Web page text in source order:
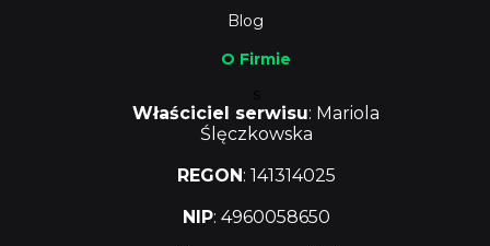
O Firmie
Właściciel serwisu: Mariola
Ślęczkowska
REGON: 141314025
NIP: 4960058650
Blog